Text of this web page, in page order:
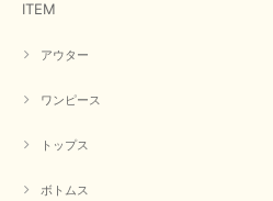
ITEM
アウター
ワンピース
トップス
ボトムス